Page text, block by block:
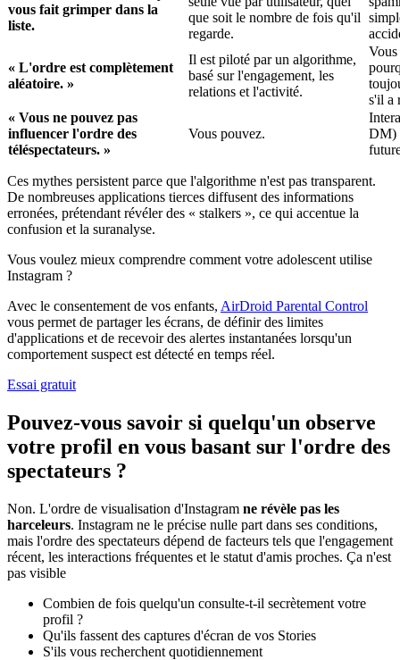
vous fait grimper dans la
liste.
que soit le nombre de fois qu'il
regarde.
« L'ordre est complètement
aléatoire. »
Il est piloté par un algorithme,
basé sur l'engagement, les
relations et l'activité.
Vous
s'il a
« Vous ne pouvez pas
influencer l'ordre des
téléspectateurs. »
Vous pouvez.
DM)
Ces mythes persistent parce que l'algorithme n'est pas transparent.
De nombreuses applications tierces diffusent des informations
erronées, prétendant révéler des « stalkers », ce qui accentue la
confusion et la suranalyse.
Vous voulez mieux comprendre comment votre adolescent utilise
Instagram ?
Avec le consentement de vos enfants, AirDroid Parental Control
vous permet de partager les écrans, de définir des limites
d'applications et de recevoir des alertes instantanées lorsqu'un
comportement suspect est détecté en temps réel.
Essai gratuit
Pouvez-vous savoir si quelqu'un observe
votre profil en vous basant sur l'ordre des
spectateurs ?
Non. L'ordre de visualisation d'Instagram ne révèle pas les
harceleurs. Instagram ne le précise nulle part dans ses conditions,
mais l'ordre des spectateurs dépend de facteurs tels que l'engagement
récent, les interactions fréquentes et le statut d'amis proches. Ça n'est
pas visible
Combien de fois quelqu'un consulte-t-il secrètement votre
profil ?
Qu'ils fassent des captures d'écran de vos Stories
S'ils vous recherchent quotidiennement